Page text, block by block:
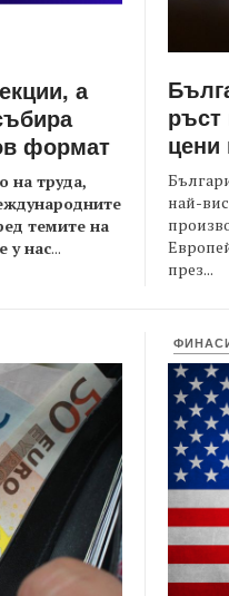
а
формат
на труда,
темите на
у нас...
ръст
цени
най-
през...